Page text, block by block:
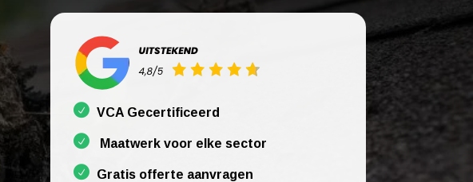
VCA Gecertificeerd
Maatwerk voor elke sector
Gratis offerte aanvragen